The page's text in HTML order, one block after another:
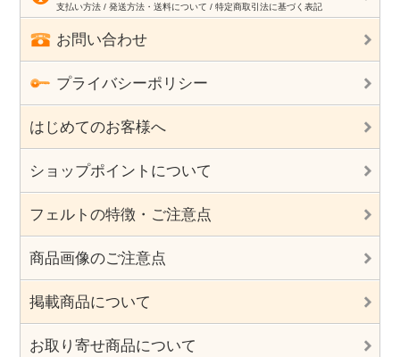
支払い方法 / 発送方法・送料について / 特定商取引法に基づく表記
お問い合わせ
プライバシーポリシー
はじめてのお客様へ
ショップポイントについて
フェルトの特徴・ご注意点
商品画像のご注意点
掲載商品について
お取り寄せ商品について